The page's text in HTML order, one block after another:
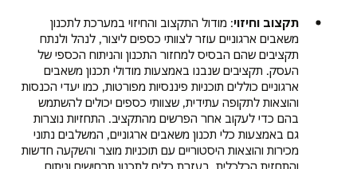
תקצוב וחיזוי: מודול התקצוב והחיזוי במערכת לתכנון
משאבים ארגוניים עוזר לצוותי כספים ליצור, לנהל ולנתח
תקציבים שהם הבסיס למחזור התכנון והניתוח הכספי של
העסק. תקציבים שנבנו באמצעות מודולי תכנון משאבים
ארגוניים כוללים תוכניות פיננסיות מפורטות, כמו יעדי הכנסות
והוצאות לתקופה עתידית, שצוותי כספים יכולים להשתמש
בהם כדי לעקוב אחר הפרשים מהתקציב. התחזיות נוצרות
גם באמצעות כלי תכנון משאבים ארגוניים, המשלבים נתוני
מכירות והוצאות היסטוריים עם תוכניות מוצר והשקעה חדשות